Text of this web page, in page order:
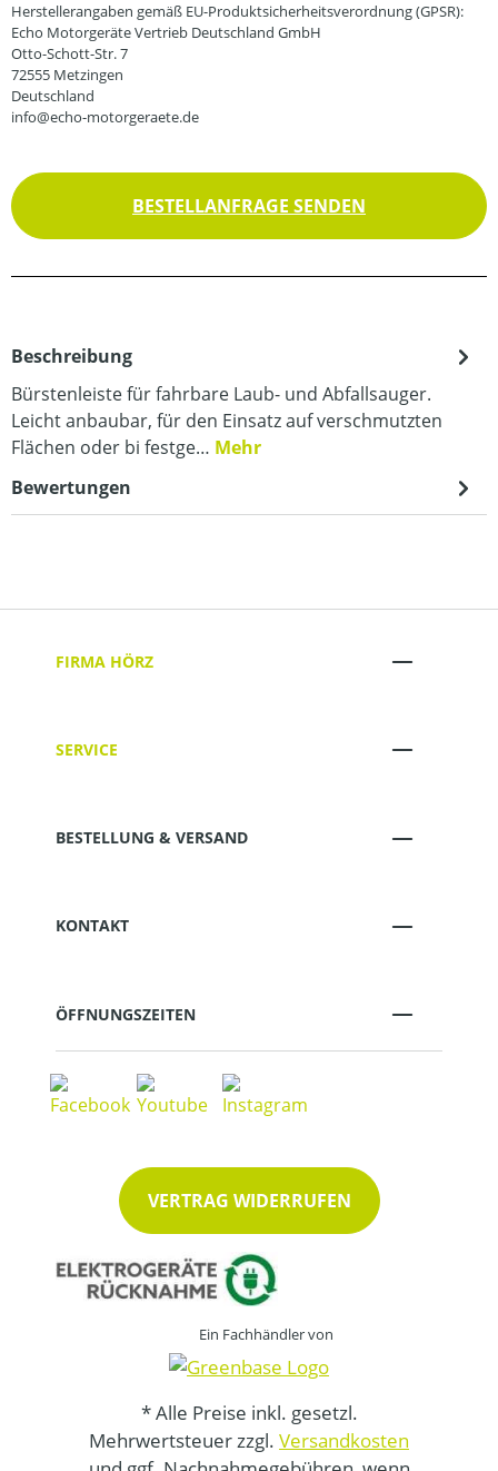
Herstellerangaben gemäß EU-Produktsicherheitsverordnung (GPSR):
Echo Motorgeräte Vertrieb Deutschland GmbH
Otto-Schott-Str. 7
72555 Metzingen
Deutschland
info@echo-motorgeraete.de
BESTELLANFRAGE SENDEN
Beschreibung
Bürstenleiste für fahrbare Laub- und Abfallsauger.
Leicht anbaubar, für den Einsatz auf verschmutzten
Flächen oder bi festge… Mehr
Bewertungen
FIRMA HÖRZ
SERVICE
BESTELLUNG & VERSAND
KONTAKT
ÖFFNUNGSZEITEN
VERTRAG WIDERRUFEN
Ein Fachhändler von
* Alle Preise inkl. gesetzl.
Mehrwertsteuer zzgl. Versandkosten